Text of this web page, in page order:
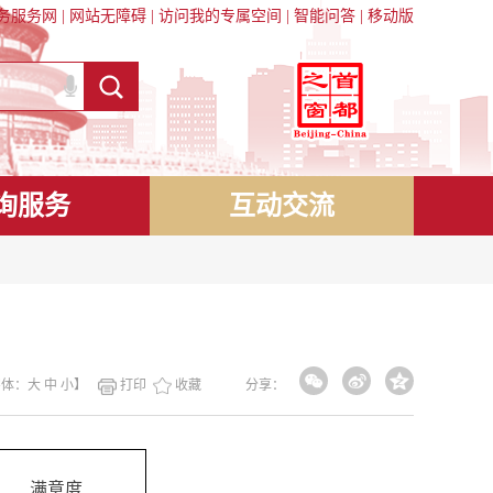
服务网 网站无障碍 访问我的专属空间 智能问答 移动版
服务 互动交流
分享：
： 大 中 小】 打印 收藏
满意度